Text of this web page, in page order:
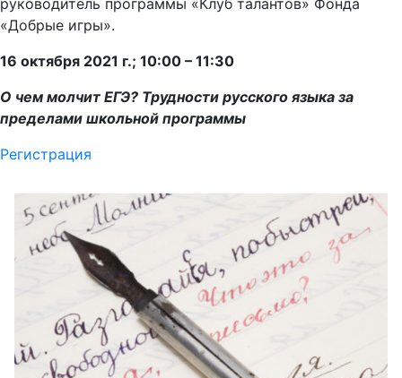
«Добрые игры».
16 октября 2021 г.; 10:00 – 11:30
О чем молчит ЕГЭ? Трудности русского языка за
пределами школьной программы
Регистрация